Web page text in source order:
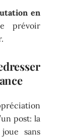
en
prévoir
post: la
sans